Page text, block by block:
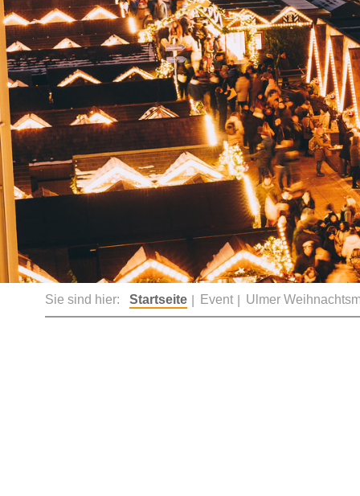
Sie sind hier: Startseite Event Ulmer